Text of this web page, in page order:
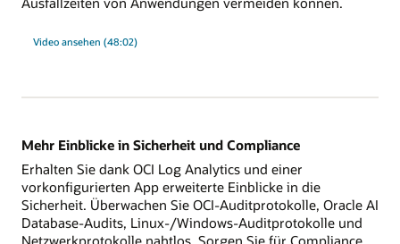
Video ansehen (48:02)
Cloud-
auf
werden
Mehr Einblicke in Sicherheit und Compliance
Erhalten Sie dank OCI Log Analytics und einer
vorkonfigurierten App erweiterte Einblicke in die
Sicherheit. Überwachen Sie OCI-Auditprotokolle, Oracle AI
Database-Audits, Linux-/Windows-Auditprotokolle und